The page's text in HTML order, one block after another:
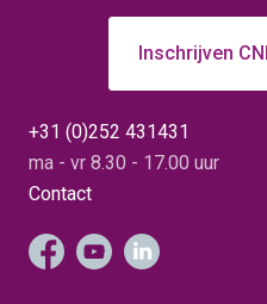
Inschrijven
+31 (0)252 431431
ma - vr 8.30 - 17.00 uur
Contact